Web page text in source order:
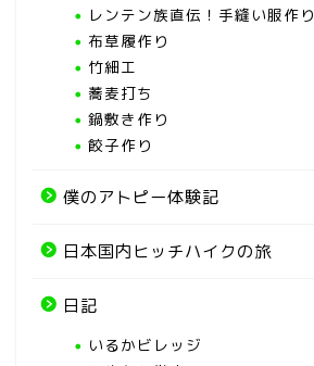
レンテン族直伝！手縫い服作り
布草履作り
竹細工
蕎麦打ち
鍋敷き作り
餃子作り
僕のアトピー体験記
日本国内ヒッチハイクの旅
日記
いるかビレッジ